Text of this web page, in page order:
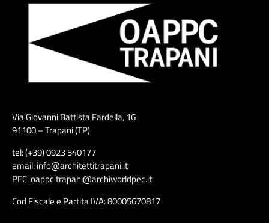
Via Giovanni Battista Fardella, 16
91100 – Trapani (TP)
tel: (+39) 0923 540177
email: info@architettitrapani.it
PEC: oappc.trapani@archiworldpec.it
Cod Fiscale e Partita IVA: 80005670817